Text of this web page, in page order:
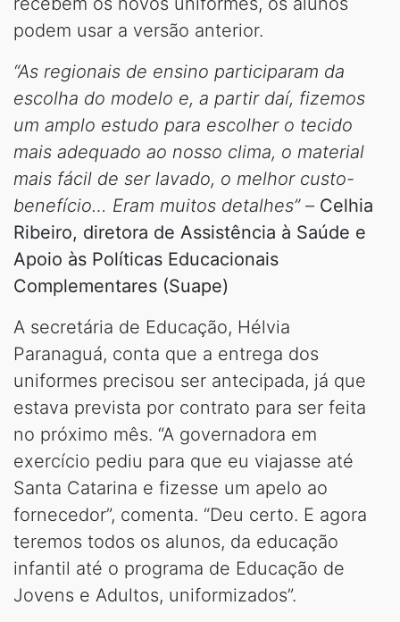
podem usar a versão anterior.
“As regionais de ensino participaram da
escolha do modelo e, a partir daí, fizemos
um amplo estudo para escolher o tecido
mais adequado ao nosso clima, o material
mais fácil de ser lavado, o melhor custo-
benefício… Eram muitos detalhes”– Celhia
Ribeiro, diretora de Assistência à Saúde e
Apoio às Políticas Educacionais
Complementares (Suape)
A secretária de Educação, Hélvia
Paranaguá, conta que a entrega dos
uniformes precisou ser antecipada, já que
estava prevista por contrato para ser feita
no próximo mês. “A governadora em
exercício pediu para que eu viajasse até
Santa Catarina e fizesse um apelo ao
fornecedor”, comenta. “Deu certo. E agora
teremos todos os alunos, da educação
infantil até o programa de Educação de
Jovens e Adultos, uniformizados”.